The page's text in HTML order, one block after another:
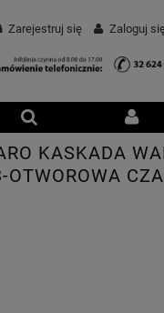
Zarejestruj się Zaloguj
KASKADA
OTWOROWA